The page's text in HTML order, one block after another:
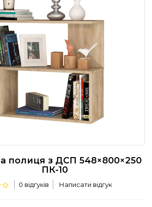
полиця з ДСП 548×800×250
ПК-10
0 відгуків Написати відгук